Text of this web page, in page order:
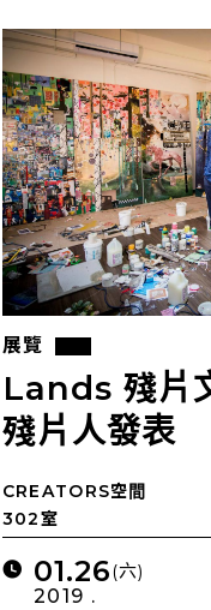
展覽
Lands 殘片
殘片人發表
CREATORS空間
302室
01.26(六)
2019 .